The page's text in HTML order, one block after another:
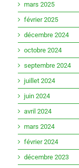
mars 2025
février 2025
décembre 2024
octobre 2024
septembre 2024
juillet 2024
juin 2024
avril 2024
mars 2024
février 2024
décembre 2023